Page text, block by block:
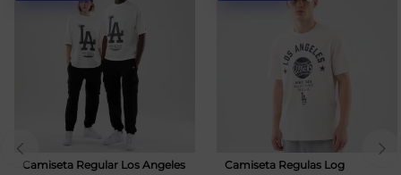
Camiseta Regular Los Angeles
Camiseta Regulas Log